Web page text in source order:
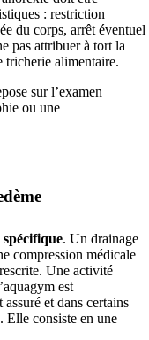
: restriction
du corps, arrêt éventuel
pas attribuer à tort la
tricherie alimentaire.
sur l’examen
ou une
. Un drainage
compression médicale
Une activité
est
et dans certains
Elle consiste en une